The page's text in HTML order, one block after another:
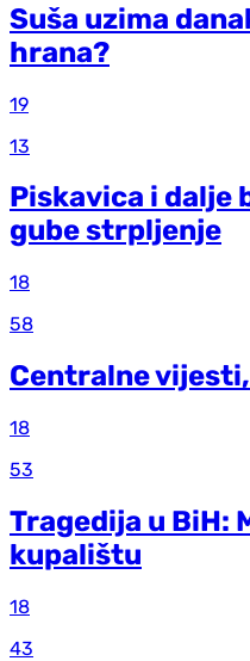
Suša uzima
hrana?
19
13
Piskavica i dalje
gube strpljenje
18
58
Centralne
18
53
Tragedija u BiH:
kupalištu
18
43